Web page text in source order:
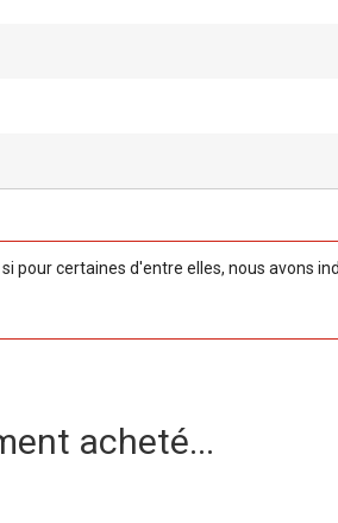
pour certaines d'entre elles, nous avons
acheté...